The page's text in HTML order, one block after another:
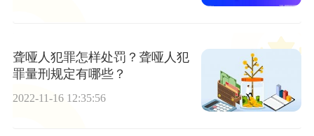
聋哑人犯罪怎样处罚？聋哑人犯
罪量刑规定有哪些？
2022-11-16 12:35:56